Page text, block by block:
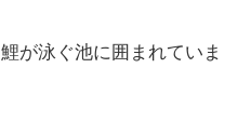
が泳ぐ池に囲まれていま